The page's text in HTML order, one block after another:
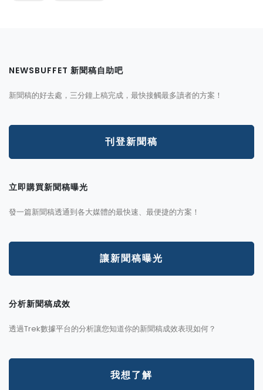
NEWSBUFFET 新聞稿自助吧
新聞稿的好去處，三分鐘上稿完成，最快接觸最多讀者的方案！
刊登新聞稿
立即購買新聞稿曝光
發一篇新聞稿透通到各大媒體的最快速、最便捷的方案！
讓新聞稿曝光
分析新聞稿成效
透過Trek數據平台的分析讓您知道你的新聞稿成效表現如何？
我想了解